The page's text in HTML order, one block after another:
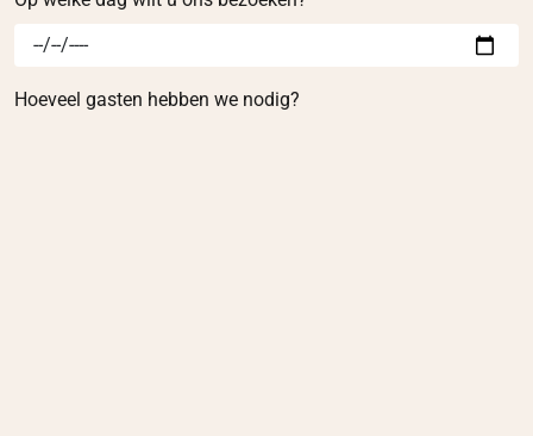
Hoeveel gasten hebben we nodig?